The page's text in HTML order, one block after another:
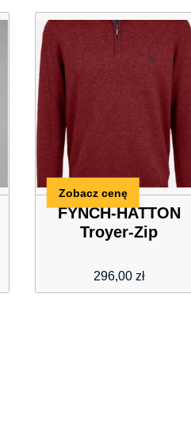
FYNCH-HATTON
Troyer-Zip
296,00 zł
Zobacz cenę